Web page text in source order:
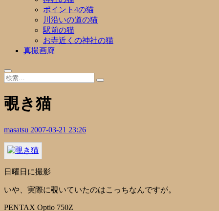
ポイント4の猫
川沿いの道の猫
駅前の猫
お寺近くの神社の猫
真撮画廊
覗き猫
masatsu 2007-03-21 23:26
日曜日に撮影
いや、実際に覗いていたのはこっちなんですが。
PENTAX Optio 750Z